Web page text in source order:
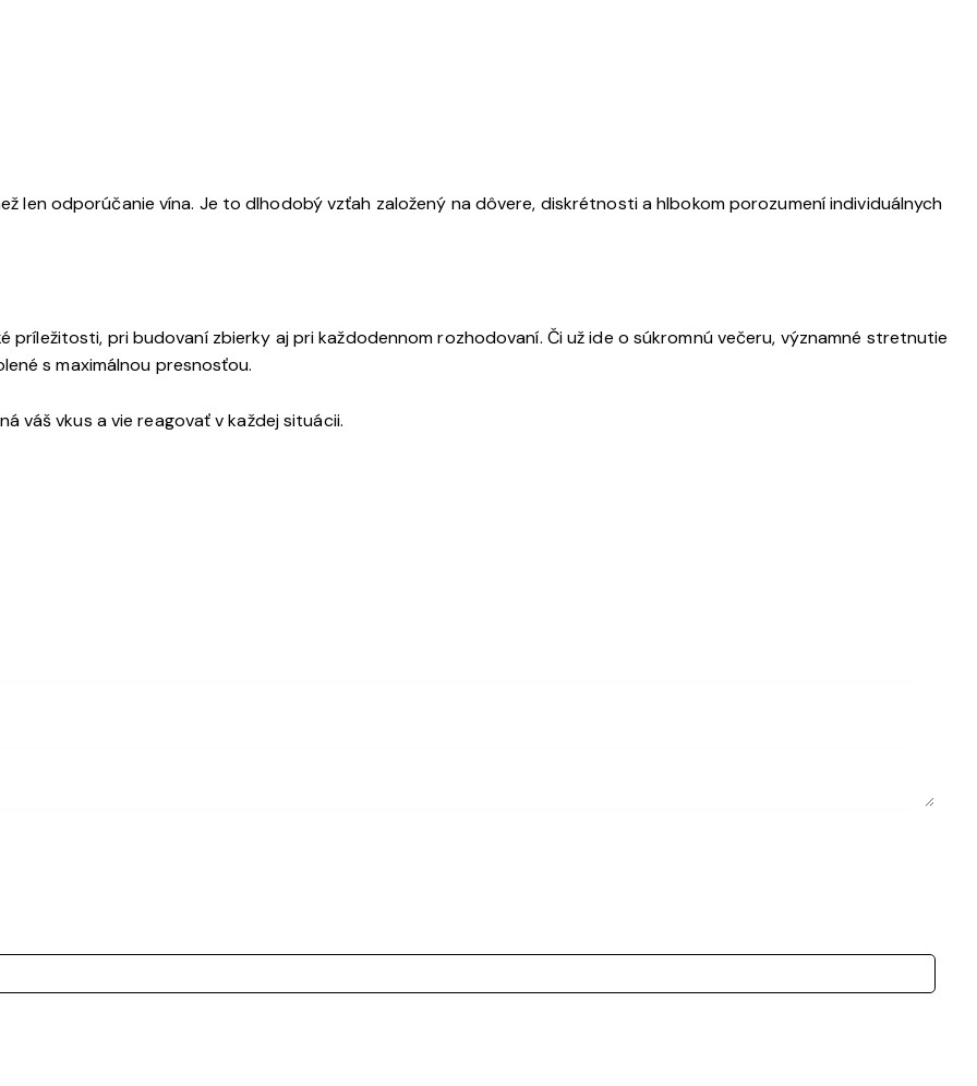
len odporúčanie vína. Je to dlhodobý vzťah založený na dôvere, diskrétnosti a hlbokom porozumení individuálnych
príležitosti, pri budovaní zbierky aj pri každodennom rozhodovaní. Či už ide o súkromnú večeru, významné stretnutie
s maximálnou presnosťou.
váš vkus a vie reagovať v každej situácii.